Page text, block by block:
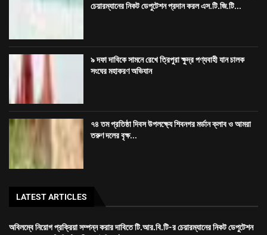
চেয়ারম্যানের নিকট ডেপুটেশন প্রদান করল এস.টি.জি.টি...
৯ দফা দাবিকে সামনে রেখে ত্রিপুরা ক্ষুদ্র পণ্যবাহী যান চালক
সংঘের মহাকরণ অভিযান
৭৪ তম প্রতিষ্ঠা দিবস উপলক্ষ্যে শিবনগর মর্ডান ক্লাব ও আমরা
তরুণ দলের বৃক্ষ...
LATEST ARTICLES
অবিলম্বে নিয়োগ প্রক্রিয়া সম্পন্ন করার দাবিতে টি.আর.বি.টি-র চেয়ারম্যানের নিকট ডেপুটেশন